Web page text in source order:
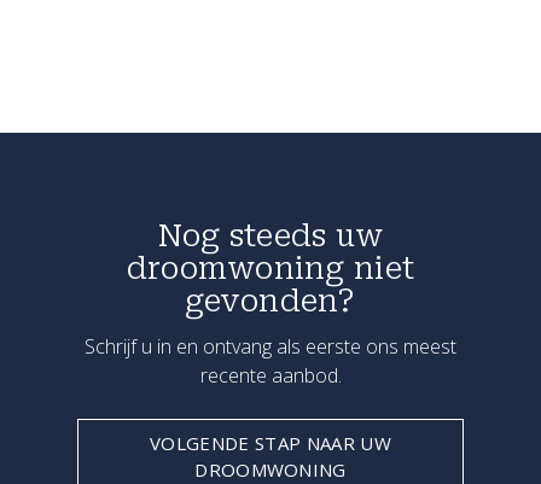
Nog steeds uw
droomwoning niet
gevonden?
Schrijf u in en ontvang als eerste ons meest
recente aanbod.
VOLGENDE STAP NAAR UW
DROOMWONING